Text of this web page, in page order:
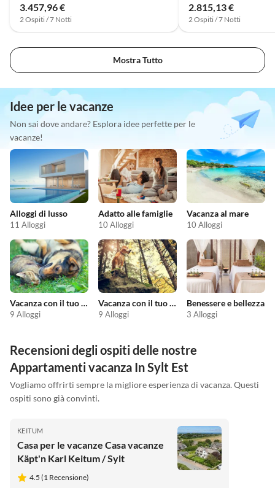
3.457,96 €
2 Ospiti / 7 Notti
2.815,13 €
2 Ospiti / 7 Notti
Mostra Tutto
Idee per le vacanze
Non sai dove andare? Esplora idee perfette per le
vacanze!
Alloggi di lusso
11 Alloggi
Adatto alle famiglie
10 Alloggi
Vacanza al mare
10 Alloggi
Vacanza con il tuo animale domestico
9 Alloggi
Vacanza con il tuo cane
9 Alloggi
Benessere e bellezza
3 Alloggi
Recensioni degli ospiti delle nostre
Appartamenti vacanza In Sylt Est
Vogliamo offrirti sempre la migliore esperienza di vacanza. Questi
ospiti sono già convinti.
KEITUM
Casa per le vacanze Casa vacanze
Käpt'n Karl Keitum / Sylt
4.5 (1 Recensione)